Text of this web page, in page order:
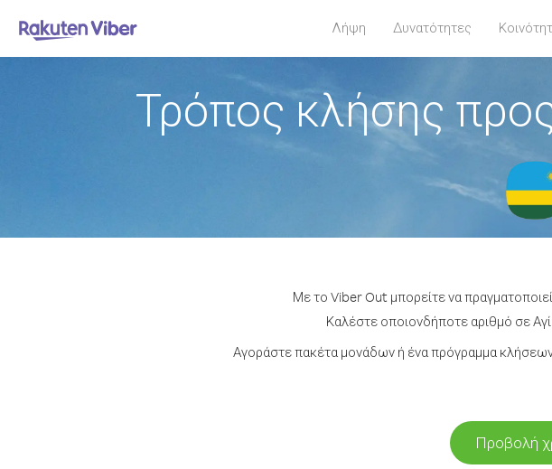
Λήψη Δυνατότητες
Τρόπος κλήσης
Με το Viber Out μπορείτε να
Καλέστε οποιονδήποτε αριθμό σε
Αγοράστε πακέτα μονάδων ή ένα πρόγραμμα
Προβολή